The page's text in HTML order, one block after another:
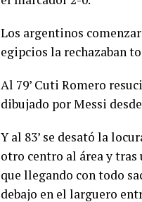
Los argentinos
egipcios la rechazaban
Al 79’ Cuti Romero
dibujado por Messi
Y al 83’ se desató la
otro centro al área y tras
que llegando con todo
debajo en el larguero